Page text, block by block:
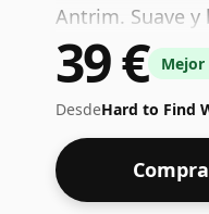
Antrim. Suave
típicas del ADN
39 € Mejor
DesdeHard to Find